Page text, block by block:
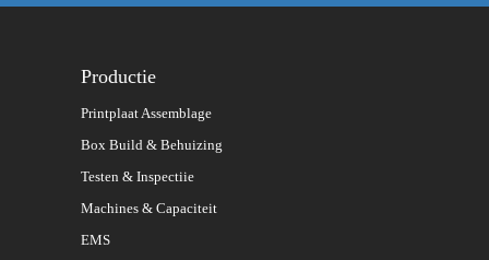
Productie
Printplaat Assemblage
Box Build & Behuizing
Testen & Inspectiie
Machines & Capaciteit
EMS